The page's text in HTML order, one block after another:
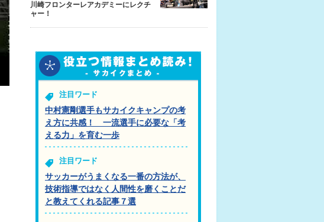
川崎フロンターレアカデミーにレクチ
ャー！
注目ワード
中村憲剛選手もサカイクキャンプの考
え方に共感！ 一流選手に必要な「考
える力」を育む一歩
注目ワード
サッカーがうまくなる一番の方法が、
技術指導ではなく人間性を磨くことだ
と教えてくれる記事７選